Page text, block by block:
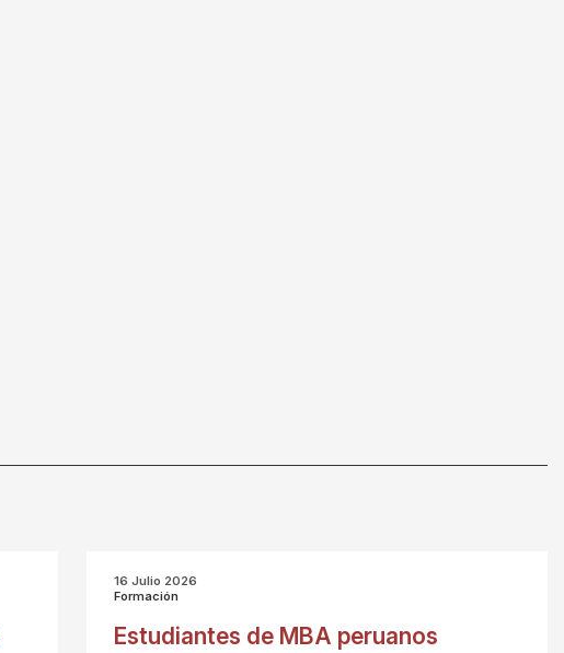
16 Julio 2026
Formación
Estudiantes de MBA peruanos